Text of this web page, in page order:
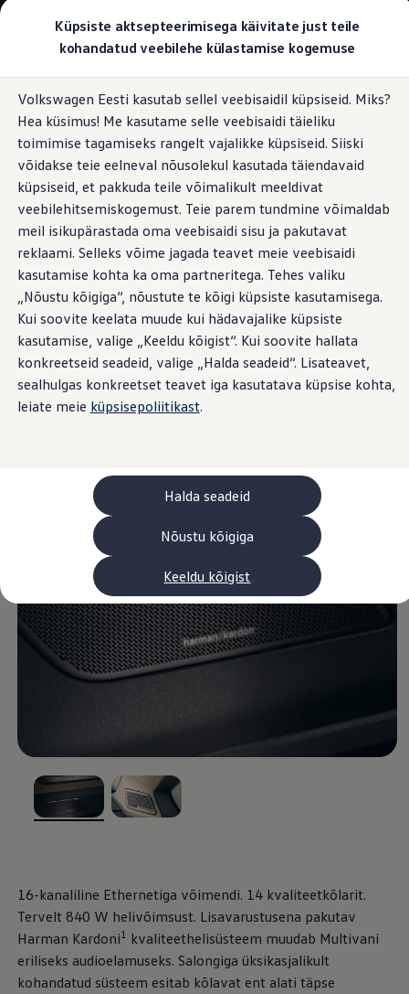
Küpsiste aktsepteerimisega käivitate just teile
kohandatud veebilehe külastamise kogemuse
Volkswagen Eesti kasutab sellel veebisaidil küpsiseid. Miks?
Hea küsimus! Me kasutame selle veebisaidi täieliku
toimimise tagamiseks rangelt vajalikke küpsiseid. Siiski
võidakse teie eelneval nõusolekul kasutada täiendavaid
küpsiseid, et pakkuda teile võimalikult meeldivat
veebilehitsemiskogemust. Teie parem tundmine võimaldab
meil isikupärastada oma veebisaidi sisu ja pakutavat
reklaami. Selleks võime jagada teavet meie veebisaidi
kasutamise kohta ka oma partneritega. Tehes valiku
„Nõustu kõigiga“, nõustute te kõigi küpsiste kasutamisega.
Kui soovite keelata muude kui hädavajalike küpsiste
kasutamise, valige „Keeldu kõigist“. Kui soovite hallata
konkreetseid seadeid, valige „Halda seadeid“. Lisateavet,
sealhulgas konkreetset teavet iga kasutatava küpsise kohta,
leiate meie küpsisepoliitikast.
Nõustu kõigiga
Keeldu kõigist
Halda seadeid
põhisisu
juurde
jaluse
juurde
Valige oma Volkswagen
Mudelid ja konfiguraator
Uus ID. Cross
Konfigureeri
Volkswageni tarbesõidukid. Igaks ülesandeks valmis
Volkswagen laoautode e-pood
Pakkumised ja teenused
Juubelipakkumine
Autovahetus
Garantii
Volkswagen laoautode e-pood
Tasuta registreerimistasu sinu uuele Volkswagenile!
Tiguani pistikhübriid
Elektriautod ja hübriidautod
Golf eHybrid
Tiguan eHybrid
Passat eHybrid
Tayron eHybrid
Touareg eHybrid
Ära iial ütle iial
ID. teadmised
Laadimine ja sõiduulatus
Elektrisõidukid töökojas: lõpp õlivahetustele
ID. tarkvarauuendus*
Elektriautode tarneajad
Ühenduvus
VW Connect
Aktiveerimine
VW Connect teie ID. jaoks.
Car-Net
App-Connect
Upgrades
We Charge
Fleet Interface Data
Volkswageni eelised
Ülevaatus
Remont ja kontroll
Lisatarvikud
Sise- ja väliskaitse
Transpordi- ja pagasilahendused
Meelelahutus ja elektroonika
Isikupärastamine
Seinalaadija ja laadimiskaablid
Helisüsteem
Kõlabimeliselt
, /
16-kanaliline Ethernetiga võimendi. 14 kvaliteetkõlarit.
Tervelt 840 W helivõimsust. Lisavarustusena pakutav
Harman Kardoni1 kvaliteethelisüsteem muudab Multivani
eriliseks audioelamuseks. Salongiga üksikasjalikult
kohandatud süsteem esitab kõlavat ent alati täpse